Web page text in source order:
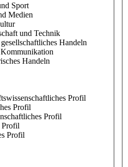
Sport
Medien
und Technik
Handeln
Handeln
Profil
Profil
Profil
Profil
Profil